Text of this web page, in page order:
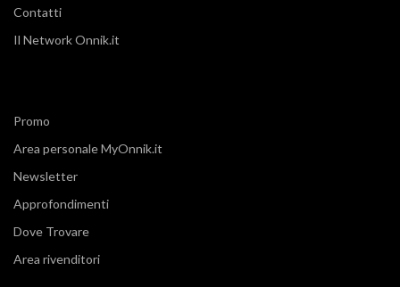
Contatti
Il Network Onnik.it
Promo
Area personale MyOnnik.it
Newsletter
Approfondimenti
Dove Trovare
Area rivenditori